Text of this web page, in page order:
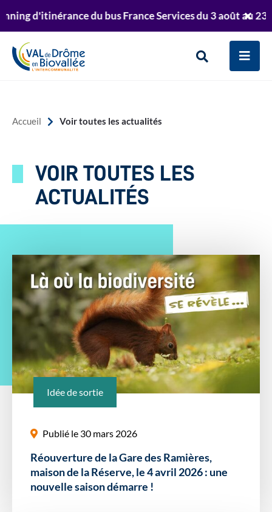
Aller à la recherche
Retrouvez le planning de passage de la
du bus France Services du 3 août au 23 octobre
Rechercher
Accueil Voir toutes les actualités
VOIR TOUTES LES
ACTUALITÉS
Idée de sortie
Publié le 30 mars 2026
Réouverture de la Gare des Ramières,
maison de la Réserve, le 4 avril 2026 : une
nouvelle saison démarre !